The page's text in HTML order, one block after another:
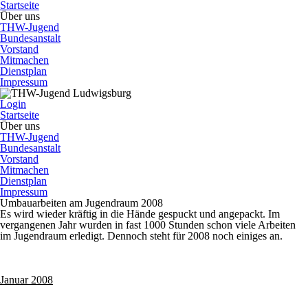
Startseite
Über uns
THW-Jugend
Bundesanstalt
Vorstand
Mitmachen
Dienstplan
Impressum
Login
Startseite
Über uns
THW-Jugend
Bundesanstalt
Vorstand
Mitmachen
Dienstplan
Impressum
Umbauarbeiten am Jugendraum 2008
Es wird wieder kräftig in die Hände gespuckt und angepackt. Im
vergangenen Jahr wurden in fast 1000 Stunden schon viele Arbeiten
im Jugendraum erledigt. Dennoch steht für 2008 noch einiges an.
Januar 2008